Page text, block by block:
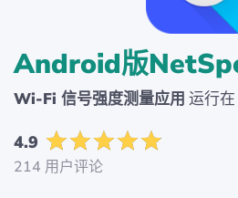
Android版
Wi-Fi 信号强度测量应用 运行
4.9
214 用户评论